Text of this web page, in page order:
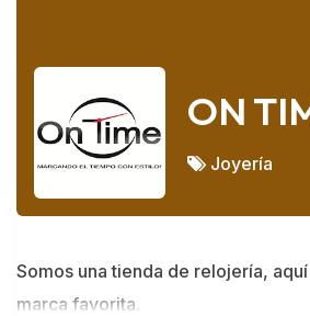
ON
Joyería
Somos una tienda de relojería,
marca favorita.